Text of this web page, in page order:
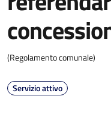
(Regolamento comunale)
Servizio attivo